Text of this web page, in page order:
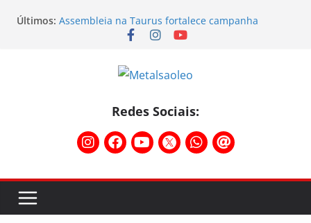
Últimos: Assembleia na Taurus fortalece campanha
salarial e mostra a força da categoria que exige
Nota de repúdio
Conselho Diretivo da CNM/CUT debate indústria e
Temporal destelha Ginásio Bigornão
Assembleia na Taurus – Campanha salarial
2026/2027
Redes Sociais: